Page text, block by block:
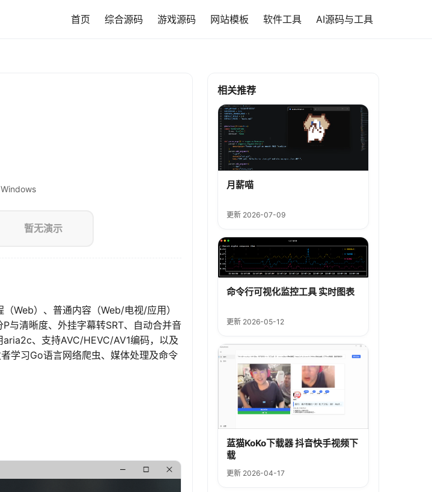
首页 综合源码 游戏源码 网站模板 软件工具 AI源码与工具
暂无演示
Web）、普通内容（Web/电视/应用）
与清晰度、外挂字幕转SRT、自动合并音
、支持AVC/HEVC/AV1编码，以及
学习Go语言网络爬虫、媒体处理及命令
相关推荐
月薪喵
更新 2026-07-09
命令行可视化监控工具 实时图表
更新 2026-05-12
蓝猫KoKo下载器 抖音快手视频下
载
更新 2026-04-17